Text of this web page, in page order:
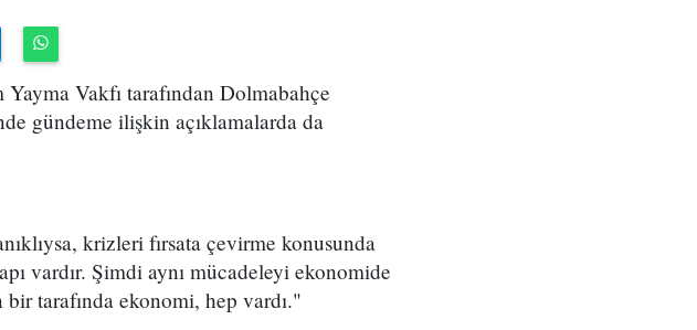
Vakfı tarafından Dolmabahçe
gündeme ilişkin açıklamalarda da
krizleri fırsata çevirme konusunda
vardır. Şimdi aynı mücadeleyi ekonomide
bir tarafında ekonomi, hep vardı."